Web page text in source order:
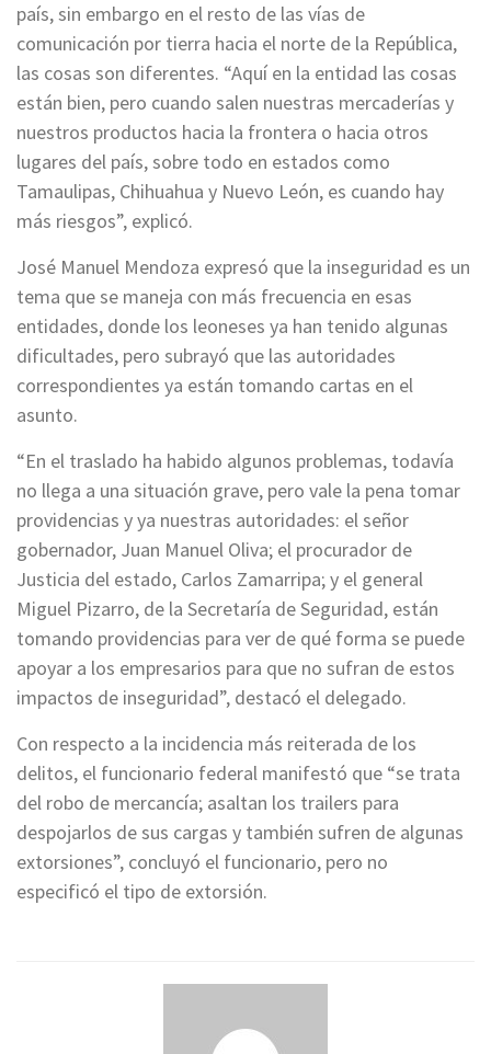
país, sin embargo en el resto de las vías de
comunicación por tierra hacia el norte de la República,
las cosas son diferentes. “Aquí en la entidad las cosas
están bien, pero cuando salen nuestras mercaderías y
nuestros productos hacia la frontera o hacia otros
lugares del país, sobre todo en estados como
Tamaulipas, Chihuahua y Nuevo León, es cuando hay
más riesgos”, explicó.
José Manuel Mendoza expresó que la inseguridad es un
tema que se maneja con más frecuencia en esas
entidades, donde los leoneses ya han tenido algunas
dificultades, pero subrayó que las autoridades
correspondientes ya están tomando cartas en el
asunto.
“En el traslado ha habido algunos problemas, todavía
no llega a una situación grave, pero vale la pena tomar
providencias y ya nuestras autoridades: el señor
gobernador, Juan Manuel Oliva; el procurador de
Justicia del estado, Carlos Zamarripa; y el general
Miguel Pizarro, de la Secretaría de Seguridad, están
tomando providencias para ver de qué forma se puede
apoyar a los empresarios para que no sufran de estos
impactos de inseguridad”, destacó el delegado.
Con respecto a la incidencia más reiterada de los
delitos, el funcionario federal manifestó que “se trata
del robo de mercancía; asaltan los trailers para
despojarlos de sus cargas y también sufren de algunas
extorsiones”, concluyó el funcionario, pero no
especificó el tipo de extorsión.